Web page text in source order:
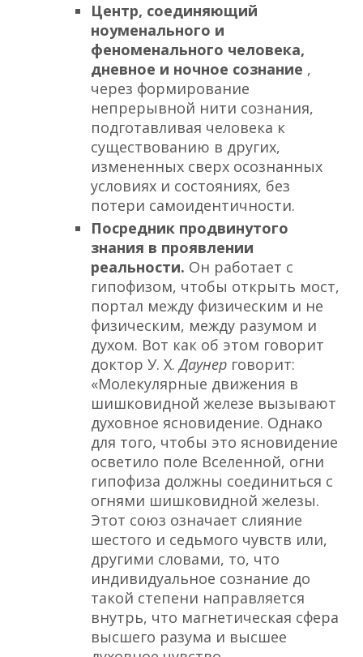
Центр, соединяющий
ноуменального и
феноменального человека,
дневное и ночное сознание ,
через формирование
непрерывной нити сознания,
подготавливая человека к
существованию в других,
измененных сверх осознанных
условиях и состояниях, без
потери самоидентичности.
Посредник продвинутого
знания в проявлении
реальности. Он работает с
гипофизом, чтобы открыть мост,
портал между физическим и не
физическим, между разумом и
духом. Вот как об этом говорит
доктор У. X.Даунер говорит:
«Молекулярные движения в
шишковидной железе вызывают
духовное ясновидение. Однако
для того, чтобы это ясновидение
осветило поле Вселенной, огни
гипофиза должны соединиться с
огнями шишковидной железы.
Этот союз означает слияние
шестого и седьмого чувств или,
другими словами, то, что
индивидуальное сознание до
такой степени направляется
внутрь, что магнетическая сфера
высшего разума и высшее